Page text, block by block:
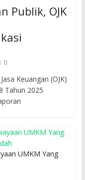
Publik, OJK
0
Keuangan (OJK)
Tahun 2025
UMKM Yang